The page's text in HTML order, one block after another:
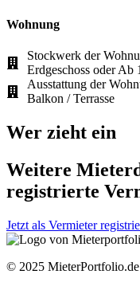
Wohnung
Stockwerk der
Erdgeschoss oder Ab
Ausstattung der
Balkon / Terrasse
Wer zieht ein
Weitere
registrierte
Jetzt als Vermieter
© 2025 MieterPortfolio.de